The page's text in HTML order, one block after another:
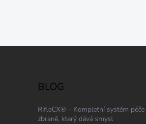
BLOG
RifleCX® – Kompletní systém péče
zbraně, který dává smysl